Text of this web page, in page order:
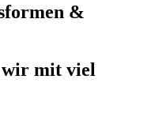
&
wir mit viel